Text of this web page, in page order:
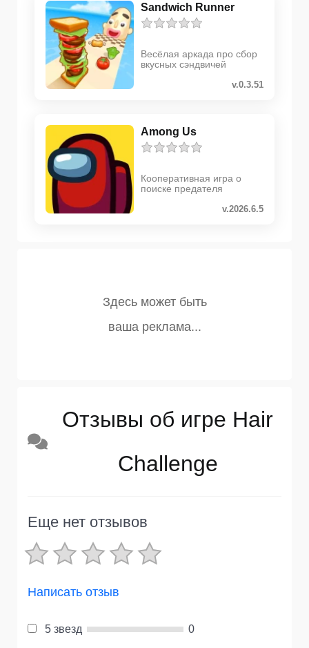
Sandwich Runner
Весёлая аркада про сбор
вкусных сэндвичей
v.0.3.51
Among Us
Кооперативная игра о
поиске предателя
v.2026.6.5
Отзывы об игре Hair
Challenge
Еще нет отзывов
Написать отзыв
5 звезд 0